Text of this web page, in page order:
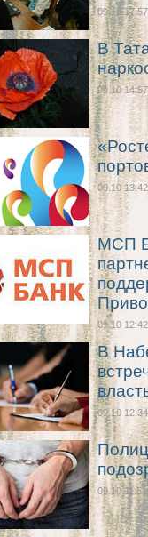
09.10 17:57
В
09.10 14:57
09.10 13:42
МСП
09.10 12:42
В
09.10 12:34
09.10 11:51